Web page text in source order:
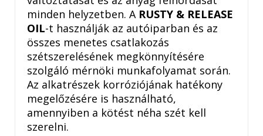
minden helyzetben. ARUSTY & RELEASE
OIL-t használják az autóiparban és az
összes menetes csatlakozás
szétszerelésének megkönnyítésére
szolgáló mérnöki munkafolyamat során.
Az alkatrészek korróziójának hatékony
megelőzésére is használható,
amennyiben a kötést néha szét kell
szerelni.